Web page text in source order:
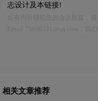
志设计及本链接!
相关文章推荐